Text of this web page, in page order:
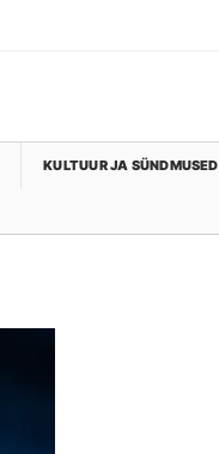
KULTUUR JA SÜNDMUSED